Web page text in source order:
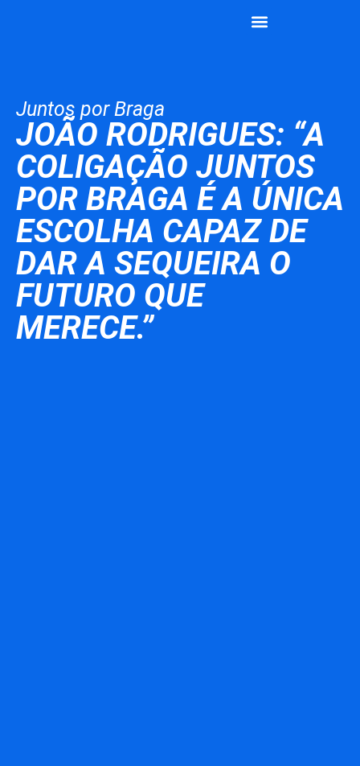
Juntos por Braga
JOÃO RODRIGUES: “A
COLIGAÇÃO JUNTOS
POR BRAGA É A ÚNICA
ESCOLHA CAPAZ DE
DAR A SEQUEIRA O
FUTURO QUE
MERECE.”